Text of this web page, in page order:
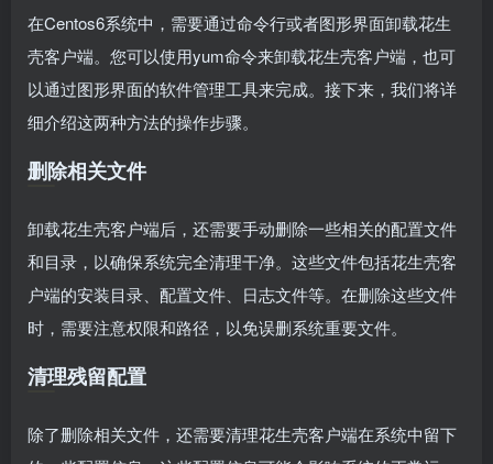
在Centos6系统中，需要通过命令行或者图形界面卸载花生
壳客户端。您可以使用yum命令来卸载花生壳客户端，也可
以通过图形界面的软件管理工具来完成。接下来，我们将详
细介绍这两种方法的操作步骤。
删除相关文件
卸载花生壳客户端后，还需要手动删除一些相关的配置文件
和目录，以确保系统完全清理干净。这些文件包括花生壳客
户端的安装目录、配置文件、日志文件等。在删除这些文件
时，需要注意权限和路径，以免误删系统重要文件。
清理残留配置
除了删除相关文件，还需要清理花生壳客户端在系统中留下